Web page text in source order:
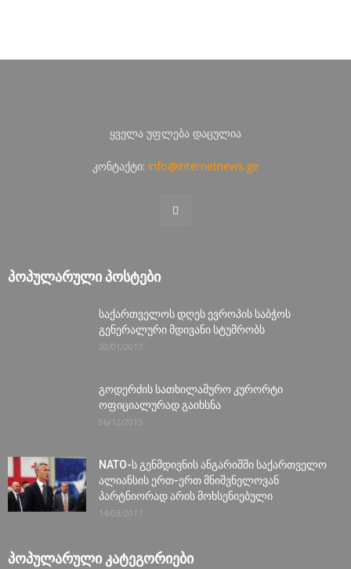
ყველა უფლება დაცულია
კონტაქტი: info@internetnews.ge
ᲞᲝᲞᲣᲚᲐᲠᲣᲚᲘ ᲞᲝᲡᲢᲔᲑᲘ
საქართველოს დღეს ევროპის საბჭოს
გენერალური მდივანი სტუმრობს
30/01/2017
გოდერძის სათხილამურო კურორტი
ოფიციალურად გაიხსნა
06/12/2015
NATO-ს გენმდივნის ანგარიშში საქართველო
ალიანსის ერთ-ერთ მნიშვნელოვან
პარტნიორად არის მოხსენიებული
14/03/2017
ᲞᲝᲞᲣᲚᲐᲠᲣᲚᲘ ᲙᲐᲢᲔᲒᲝᲠᲘᲔᲑᲘ